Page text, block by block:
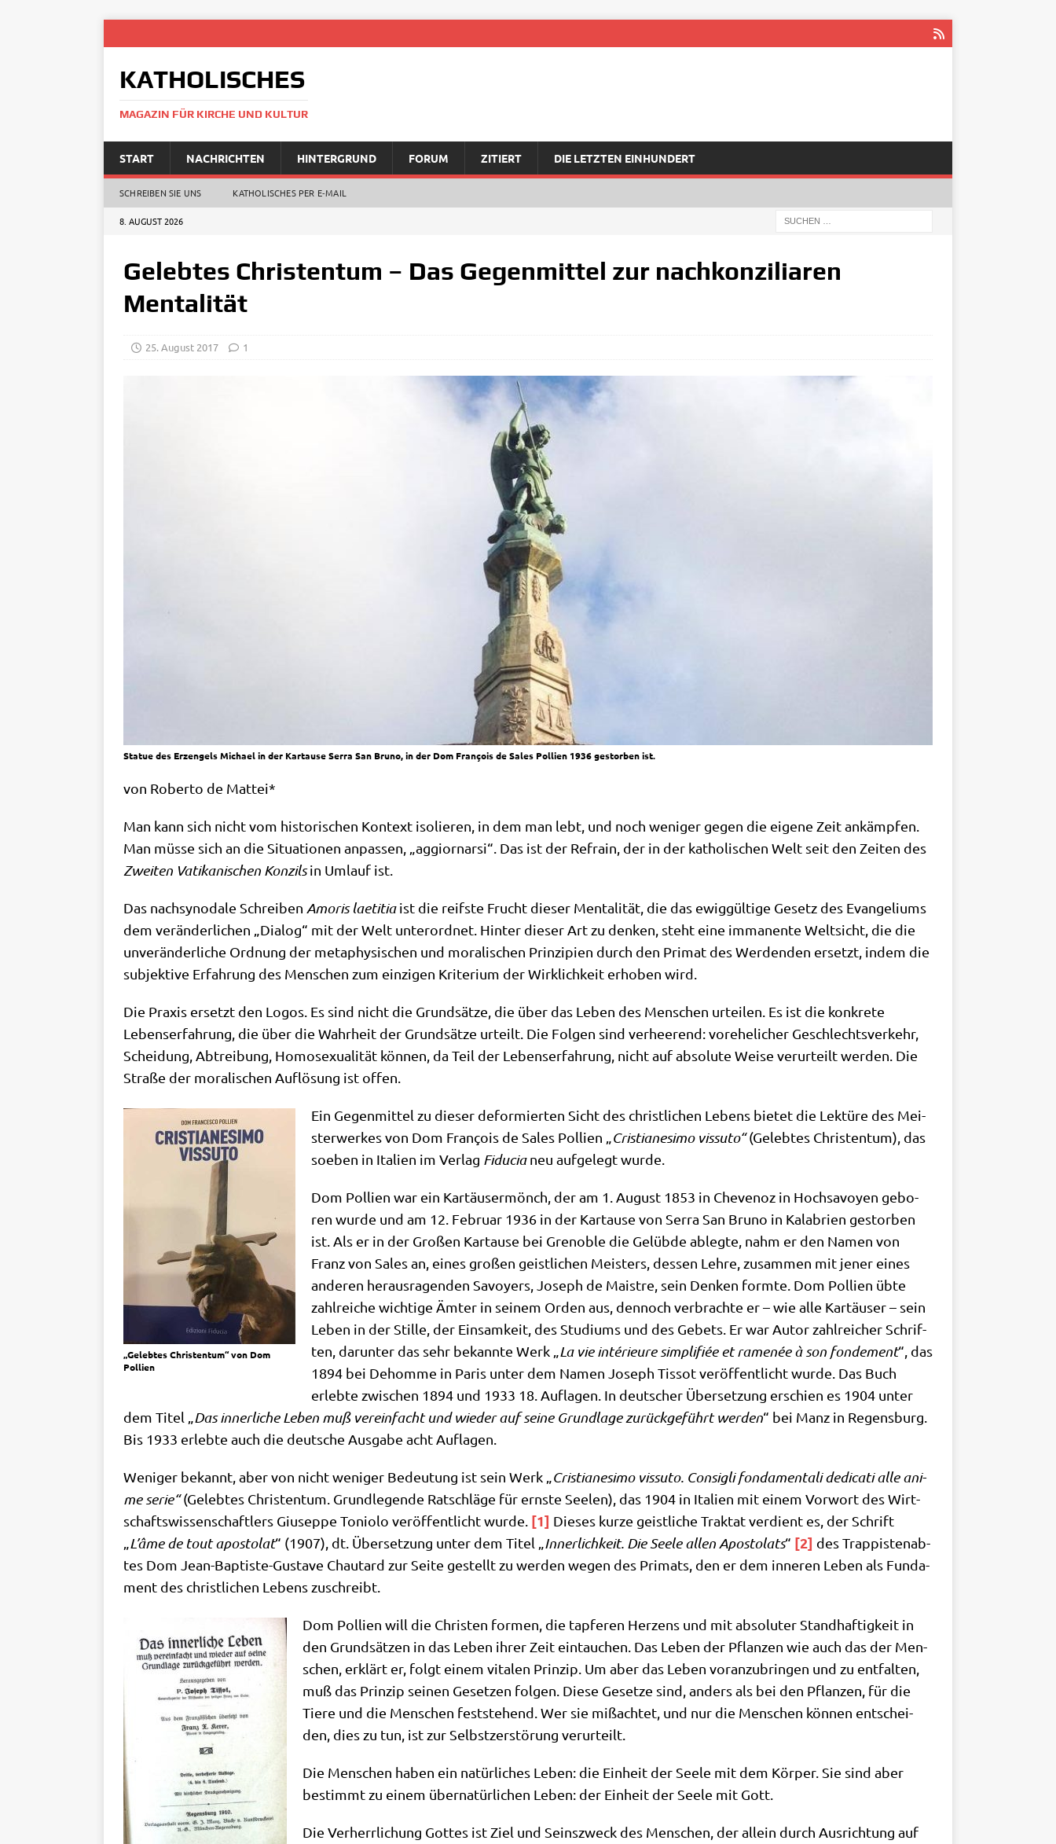
KATHOLISCHES
MAGAZIN FÜR KIRCHE UND KULTUR
START NACHRICHTEN HINTERGRUND FORUM ZITIERT DIE LETZTEN EINHUNDERT
SCHREIBEN SIE UNS KATHOLISCHES PER E‑MAIL
8. AUGUST 2026
Gelebtes Christentum – Das Gegenmittel zur nachkonziliaren
Mentalität
25. August 2017 1
Statue des Erzengels Michael in der Kartause Serra San Bruno, in der Dom François de Sales Pollien 1936 gestorben ist.
von Rober­to de Mattei*
Man kann sich nicht vom histo­ri­schen Kon­text iso­lie­ren, in dem man lebt, und noch weni­ger gegen die eige­ne Zeit ankämp­fen.
Man müs­se sich an die Situa­tio­nen anpas­sen, „aggiorn­ar­si“. Das ist der Refrain, der in der katho­li­schen Welt seit den Zei­ten des
Zwei­ten Vati­ka­ni­schen Kon­zilsin Umlauf ist.
Das nach­syn­oda­le Schrei­ben Amo­ris lae­ti­tiaist die reif­ste Frucht die­ser Men­ta­li­tät, die das ewig­gül­ti­ge Gesetz des Evan­ge­li­ums
dem ver­än­der­li­chen „Dia­log“ mit der Welt unter­ord­net. Hin­ter die­ser Art zu den­ken, steht eine imma­nen­te Welt­sicht, die die
unver­än­der­li­che Ord­nung der meta­phy­si­schen und mora­li­schen Prin­zi­pi­en durch den Pri­mat des Wer­den­den ersetzt, indem die
sub­jek­ti­ve Erfah­rung des Men­schen zum ein­zi­gen Kri­te­ri­um der Wirk­lich­keit erho­ben wird.
Die Pra­xis ersetzt den Logos. Es sind nicht die Grund­sät­ze, die über das Leben des Men­schen urtei­len. Es ist die kon­kre­te
Lebens­er­fah­rung, die über die Wahr­heit der Grund­sät­ze urteilt. Die Fol­gen sind ver­hee­rend: vor­ehe­li­cher Geschlechts­ver­kehr,
Schei­dung, Abtrei­bung, Homo­se­xua­li­tät kön­nen, da Teil der Lebens­er­fah­rung, nicht auf abso­lu­te Wei­se ver­ur­teilt wer­den. Die
Stra­ße der mora­li­schen Auf­lö­sung ist offen.
„Geleb­tes Chri­sten­tum“ von Dom
Pollien
Ein Gegen­mit­tel zu die­ser defor­mier­ten Sicht des christ­li­chen Lebens bie­tet die Lek­tü­re des Mei­
ster­wer­kes von Dom Fran­çois de Sales Pol­li­en „ Cri­stia­ne­si­mo vissuto“(Geleb­tes Chri­sten­tum), das
soeben in Ita­li­en im Ver­lag Fidu­cianeu auf­ge­legt wurde.
Dom Pol­li­en war ein Kar­täu­ser­mönch, der am 1. August 1853 in Che­ve­noz in Hoch­sa­voy­en gebo­
ren wur­de und am 12. Febru­ar 1936 in der Kar­tau­se von Ser­ra San Bru­no in Kala­bri­en gestor­ben
ist. Als er in der Gro­ßen Kar­tau­se bei Gre­no­ble die Gelüb­de ableg­te, nahm er den Namen von
Franz von Sales an, eines gro­ßen geist­li­chen Mei­sters, des­sen Leh­re, zusam­men mit jener eines
ande­ren her­aus­ra­gen­den Savoy­ers, Joseph de Maist­re, sein Den­ken form­te. Dom Pol­li­en übte
zahl­rei­che wich­ti­ge Ämter in sei­nem Orden aus, den­noch ver­brach­te er – wie alle Kar­täu­ser – sein
Leben in der Stil­le, der Ein­sam­keit, des Stu­di­ums und des Gebets. Er war Autor zahl­rei­cher Schrif­
ten, dar­un­ter das sehr bekann­te Werk „ La vie inté­ri­eu­re sim­pli­fi­ée et ramenée à son fon­de­ment“, das
1894 bei Dehom­me in Paris unter dem Namen Joseph Tis­sot ver­öf­fent­licht wur­de. Das Buch
erleb­te zwi­schen 1894 und 1933 18. Auf­la­gen. In deut­scher Über­set­zung erschien es 1904 unter
dem Titel „ Das inner­li­che Leben muß ver­ein­facht und wie­der auf sei­ne Grund­la­ge zurück­ge­führt wer­den“ bei Manz in Regens­burg.
Bis 1933 erleb­te auch die deut­sche Aus­ga­be acht Auflagen.
Weni­ger bekannt, aber von nicht weni­ger Bedeu­tung ist sein Werk „ Cri­stia­ne­si­mo vissuto. Con­sig­li fon­da­men­ta­li dedi­ca­ti alle ani­
me serie“(Geleb­tes Chri­sten­tum. Grund­le­gen­de Rat­schlä­ge für ern­ste See­len), das 1904 in Ita­li­en mit einem Vor­wort des Wirt­
schafts­wis­sen­schaft­lers Giu­sep­pe Tonio­lo ver­öf­fent­licht wur­de. [1] Die­ses kur­ze geist­li­che Trak­tat ver­dient es, der Schrift
L’âme de tout apo­sto­lat“ (1907), dt. Über­set­zung unter dem Titel „ Inner­lich­keit. Die See­le allen Apo­sto­lats“ [2] des Trap­pi­sten­ab­
tes Dom Jean-Bap­ti­ste-Gust­ave Chau­t­ard zur Sei­te gestellt zu wer­den wegen des Pri­mats, den er dem inne­ren Leben als Fun­da­
ment des christ­li­chen Lebens zuschreibt.
Dom Pol­li­en will die Chri­sten for­men, die tap­fe­ren Her­zens und mit abso­lu­ter Stand­haf­tig­keit in
den Grund­sät­zen in das Leben ihrer Zeit ein­tau­chen. Das Leben der Pflan­zen wie auch das der Men­
schen, erklärt er, folgt einem vita­len Prin­zip. Um aber das Leben vor­an­zu­brin­gen und zu ent­fal­ten,
muß das Prin­zip sei­nen Geset­zen fol­gen. Die­se Geset­ze sind, anders als bei den Pflan­zen, für die
Tie­re und die Men­schen fest­ste­hend. Wer sie miß­ach­tet, und nur die Men­schen kön­nen ent­schei­
den, dies zu tun, ist zur Selbst­zer­stö­rung verurteilt.
Die Men­schen haben ein natür­li­ches Leben: die Ein­heit der See­le mit dem Kör­per. Sie sind aber
bestimmt zu einem über­na­tür­li­chen Leben: der Ein­heit der See­le mit Gott.
Die Ver­herr­li­chung Got­tes ist Ziel und Seins­zweck des Men­schen, der allein durch Aus­rich­tung auf